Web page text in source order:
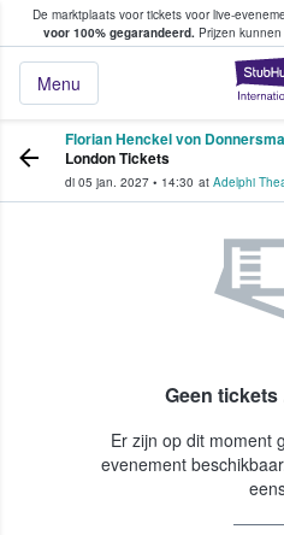
De marktplaats voor tickets voor live-
voor 100% gegarandeerd.Prijzen kunnen
Menu
tickets kopen en
Florian Henckel von
London Tickets
di 05 jan. 2027 • 14:30 at Adelphi
Geen tickets
Er zijn op dit moment
evenement